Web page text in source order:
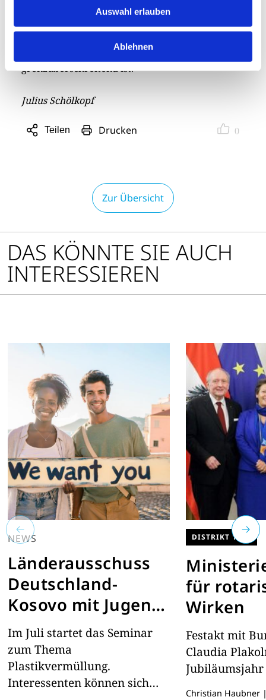
Auswahl erlauben
Ablehnen
2026 nach Kehl im Distrikt 1930 ein. Der ICC
Form, die rotarisch, verlässlich und
grenzüberschreitend ist.
Julius Schölkopf
Teilen
Sharing
Drucken 0
Zur Übersicht
DAS KÖNNTE SIE AUCH
INTERESSIEREN
NEWS
Länderausschuss
Deutschland-
Kosovo mit Jugend-
Workshop
Im Juli startet das Seminar
zum Thema
Plastikvermüllung.
Interessenten können sich
DISTRIKT 1920
für
Wirken
Festakt mit
Claudia
Jubiläumsjahr
Christian Haubner